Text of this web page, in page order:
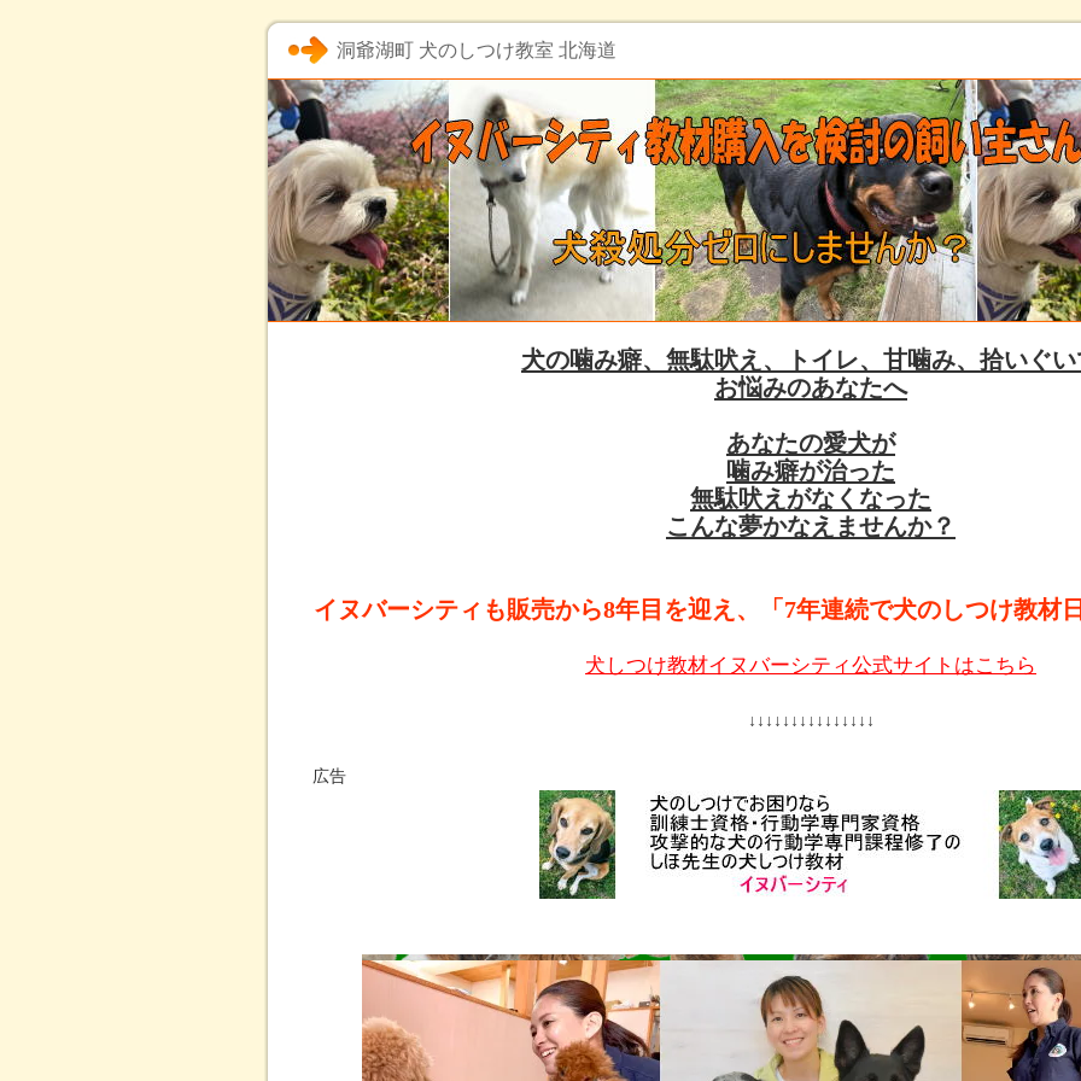
洞爺湖町 犬のしつけ教室 北海道
犬の噛み癖、無駄吠え、トイレ、甘噛み、拾いぐい
お悩みのあなたへ
あなたの愛犬が
噛み癖が治った
無駄吠えがなくなった
こんな夢かなえませんか？
イヌバーシティも販売から8年目を迎え、「7年連続で犬のしつけ教材
犬しつけ教材イヌバーシティ公式サイトはこちら
↓↓↓↓↓↓↓↓↓↓↓↓↓↓↓
広告